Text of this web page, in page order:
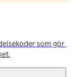
som gör